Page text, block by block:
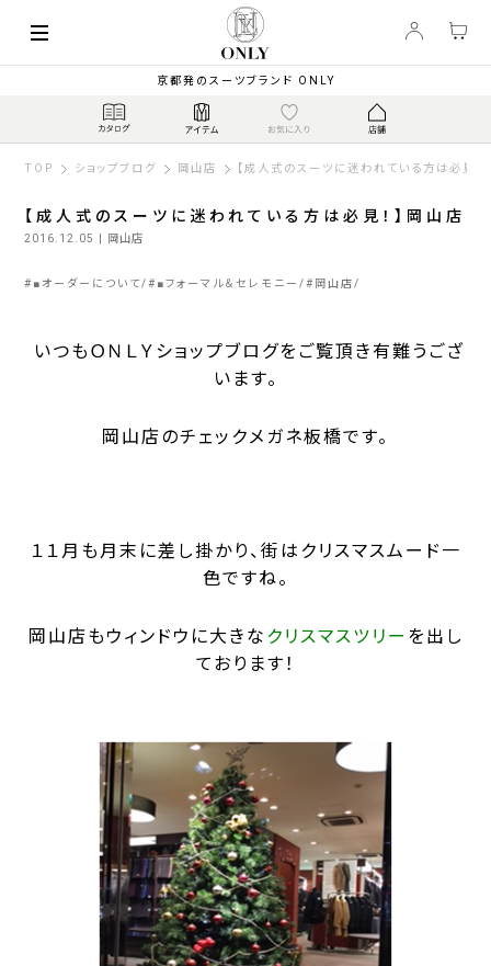
京都発のスーツブランド ONLY
TOP ショップブログ 岡山店 【成人式のスーツに迷われている方は必見！
【成人式のスーツに迷われている方は必見！】岡山店
2016.12.05 | 岡山店
# ■オーダーについて # ■フォーマル＆セレモニー # 岡山店
いつもＯＮＬＹショップブログをご覧頂き有難うござ
います。
岡山店のチェックメガネ板橋です。
１１月も月末に差し掛かり、街はクリスマスムード一
色ですね。
岡山店もウィンドウに大きな クリスマスツリー を出し
ております！